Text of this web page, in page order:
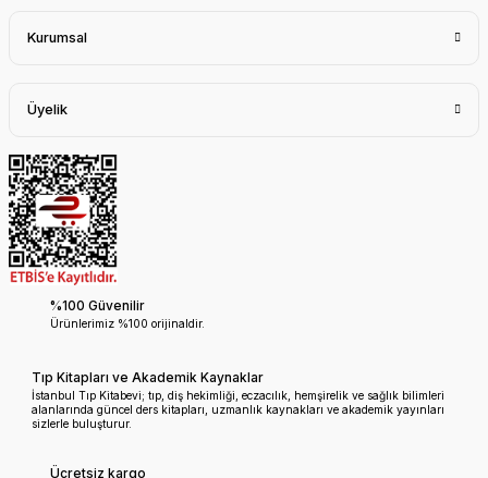
Kurumsal
Üyelik
%100 Güvenilir
Ürünlerimiz %100 orijinaldir.
Tıp Kitapları ve Akademik Kaynaklar
İstanbul Tıp Kitabevi; tıp, diş hekimliği, eczacılık, hemşirelik ve sağlık bilimleri
alanlarında güncel ders kitapları, uzmanlık kaynakları ve akademik yayınları
sizlerle buluşturur.
Ücretsiz kargo